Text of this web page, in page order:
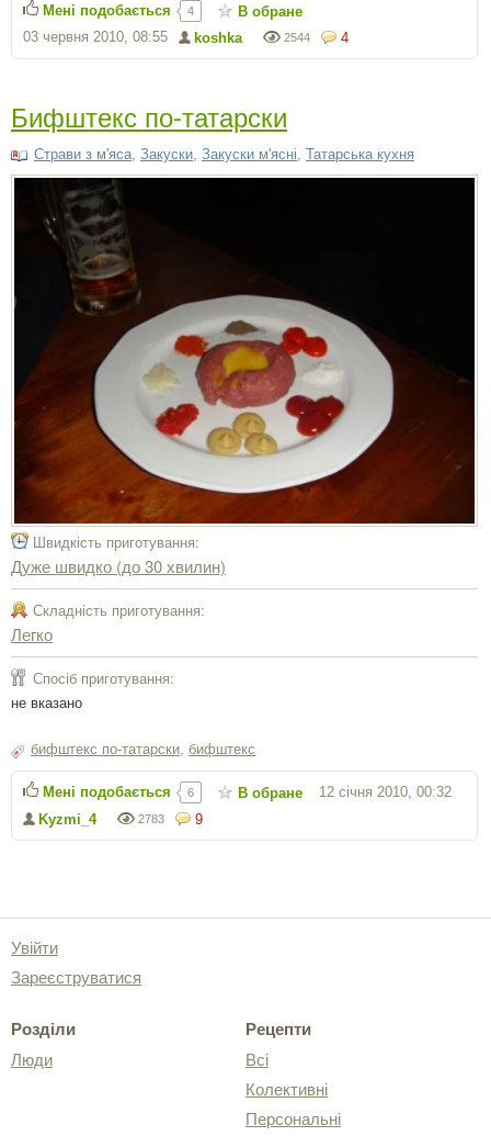
4
2544
koshka
03 червня 2010, 08:55
Мені подобається 4 В обране
Бифштекс по-татарски
Страви з м'яса Закуски Закуски м'ясні Татарська кухня
Швидкість приготування:
Дуже швидко (до 30 хвилин)
Складність приготування:
Легко
Спосіб приготування:
не вказано
бифштекс по-татарски бифштекс
9
2783
Kyzmi_4
12 січня 2010, 00:32
Мені подобається 6 В обране
Увійти
Зареєструватися
Розділи
Люди
Рецепти
Всі
Колективні
Персональні